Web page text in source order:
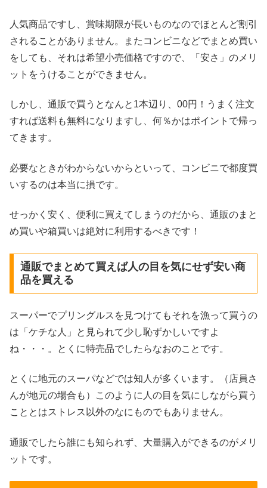
人気商品ですし、賞味期限が長いものなのでほとんど割引
されることがありません。またコンビニなどでまとめ買い
をしても、それは希望小売価格ですので、「安さ」のメリ
ットをうけることができません。
しかし、通販で買うとなんと1本辺り、00円！うまく注文
すれば送料も無料になりますし、何％かはポイントで帰っ
てきます。
必要なときがわからないからといって、コンビニで都度買
いするのは本当に損です。
せっかく安く、便利に買えてしまうのだから、通販のまと
め買いや箱買いは絶対に利用するべきです！
通販でまとめて買えば人の目を気にせず安い商
品を買える
スーパーでプリングルスを見つけてもそれを漁って買うの
は「ケチな人」と見られて少し恥ずかしいですよ
ね・・・。とくに特売品でしたらなおのことです。
とくに地元のスーパなどでは知人が多くいます。（店員さ
んが地元の場合も）このように人の目を気にしながら買う
こととはストレス以外のなにものでもありません。
通販でしたら誰にも知られず、大量購入ができるのがメリ
ットです。